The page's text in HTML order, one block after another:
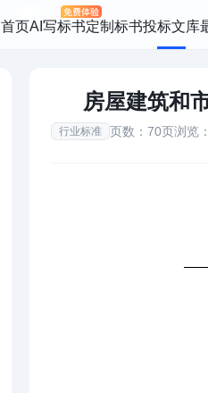
首页AI写标书定制标书投标文库
房屋建筑和
行业标准 页数：70页浏览